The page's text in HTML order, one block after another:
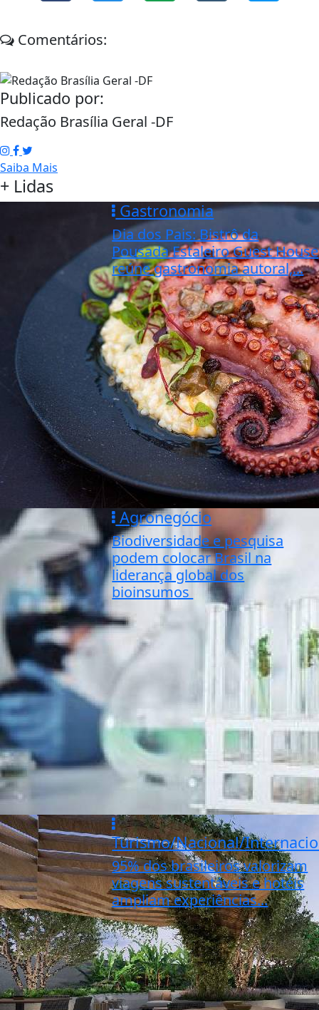
Comentários:
Publicado por:
Redação Brasília Geral -DF
Saiba Mais
+ Lidas
Gastronomia
Dia dos Pais: Bistrô da
Pousada Estaleiro Guest House
reúne gastronomia autoral,...
Agronegócio
Biodiversidade e pesquisa
podem colocar Brasil na
liderança global dos
bioinsumos
Turismo/Nacional/
95% dos brasileiros valorizam
viagens sustentáveis e hotéis
ampliam experiências...